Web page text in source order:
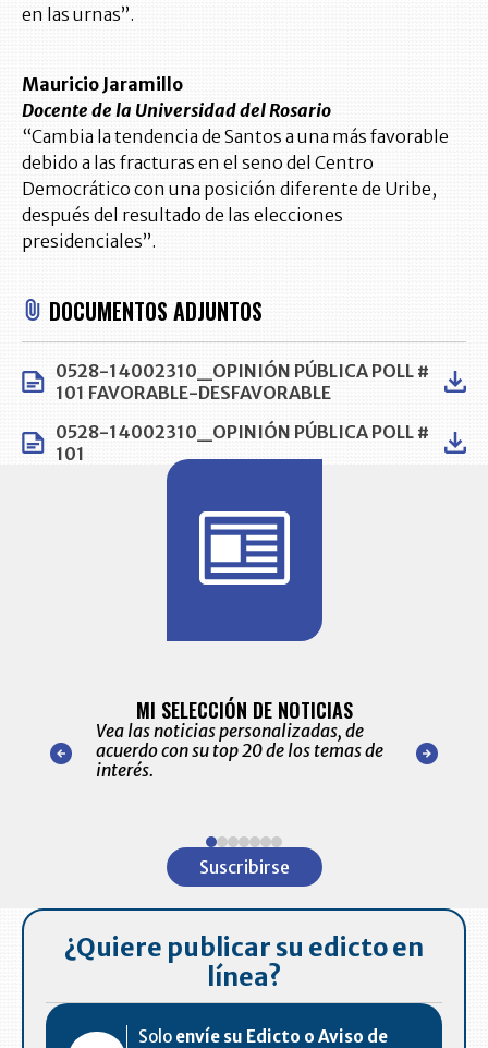
en las urnas”.
Mauricio Jaramillo
Docente de la Universidad del Rosario
“Cambia la tendencia de Santos a una más favorable
debido a las fracturas en el seno del Centro
Democrático con una posición diferente de Uribe,
después del resultado de las elecciones
presidenciales”.
DOCUMENTOS ADJUNTOS
0528-14002310_OPINIÓN PÚBLICA POLL #
101 FAVORABLE-DESFAVORABLE
0528-14002310_OPINIÓN PÚBLICA POLL #
101
nuestro
para
MI SELECCIÓN DE NOTICIAS
Vea las noticias personalizadas, de
acuerdo con su top 20 de los temas de
interés.
de las
Suscribirse
¿Quiere publicar su edicto en
línea?
Solo envíe su Edicto o Aviso de